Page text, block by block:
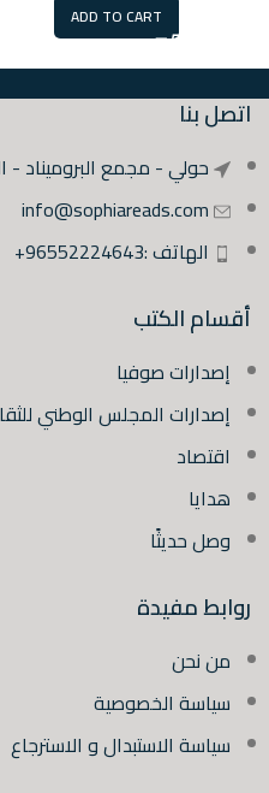
ADD TO CART
اتصل بنا
حولي - مجمع البروميناد -
info@sophiareads.com
الهاتف :96552224643+
أقسام الكتب
إصدارات صوفيا
إصدارات المجلس الوطني
اقتصاد
هدايا
وصل حديثًا
روابط مفيدة
من نحن
سياسة الخصوصية
سياسة الاستبدال و الاسترجاع